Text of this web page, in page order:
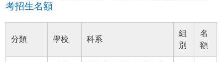
考招生名額
分類 學校 科系
組
別
名
額